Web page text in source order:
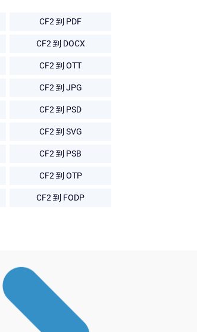
CF2 到 PDF
CF2 到 DOCX
CF2 到 OTT
CF2 到 JPG
CF2 到 PSD
CF2 到 SVG
CF2 到 PSB
CF2 到 OTP
CF2 到 FODP